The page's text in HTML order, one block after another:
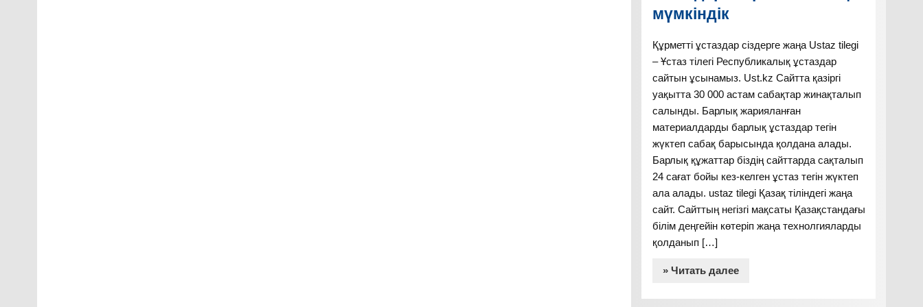
мүмкіндік
Құрметті ұстаздар сіздерге жаңа Ustaz tilegi
– Ұстаз тілегі Республикалық ұстаздар
сайтын ұсынамыз. Ust.kz Сайтта қазіргі
уақытта 30 000 астам сабақтар жинақталып
салынды. Барлық жарияланған
материалдарды барлық ұстаздар тегін
жүктеп сабақ барысында қолдана алады.
Барлық құжаттар біздің сайттарда сақталып
24 сағат бойы кез-келген ұстаз тегін жүктеп
ала алады. ustaz tilegi Қазақ тіліндегі жаңа
сайт. Сайттың негізгі мақсаты Қазақстандағы
білім деңгейін көтеріп жаңа технолгияларды
қолданып […]
» Читать далее